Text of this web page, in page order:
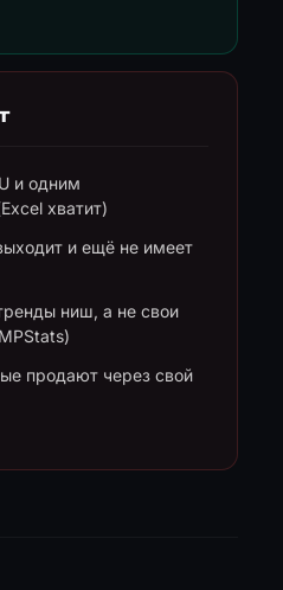
и одним
хватит)
и ещё не имеет
ниш, а не свои
продают через свой